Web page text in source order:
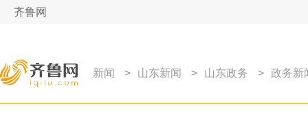
齐鲁网
新闻 > 山东新闻 > 山东政务 > 政务新